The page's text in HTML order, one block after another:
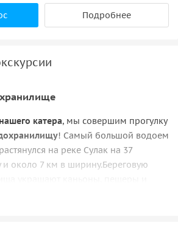
Подробнее
катера, мы совершим прогулку
! Самый большой водоем
на реке Сулак на 37
и около 7 км в ширину.Береговую
Здешние пейзажи очень похожи